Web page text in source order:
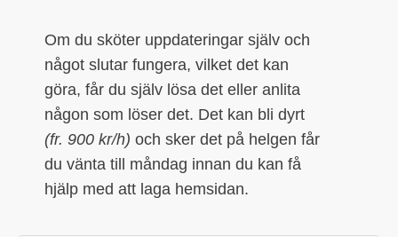
Om du sköter uppdateringar själv och
något slutar fungera, vilket det kan
göra, får du själv lösa det eller anlita
någon som löser det. Det kan bli dyrt
(fr. 900 kr/h) och sker det på helgen får
du vänta till måndag innan du kan få
hjälp med att laga hemsidan.